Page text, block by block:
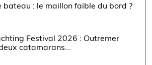
bateau : le maillon faible du bord ?
Festival 2026 : Outremer
catamarans...